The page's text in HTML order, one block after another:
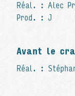
Réal. : Alec
Prod. : J
Avant le
Réal. :